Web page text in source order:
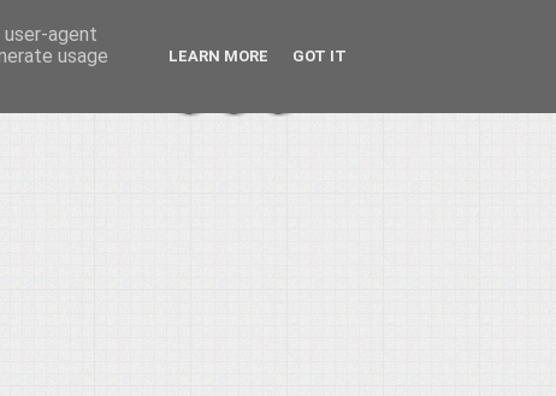
agent
usage
LEARN MORE GOT IT